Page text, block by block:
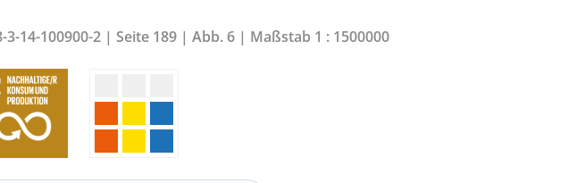
3-14-100900-2 | Seite 189 | Abb. 6 | Maßstab 1 : 1500000